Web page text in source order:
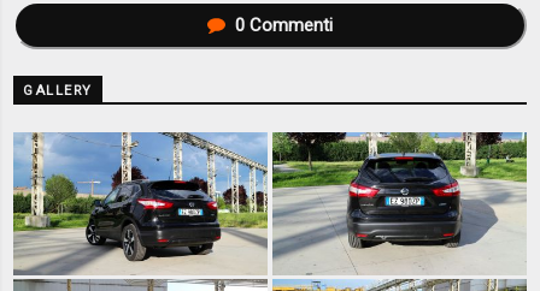
0Commenti
GALLERY